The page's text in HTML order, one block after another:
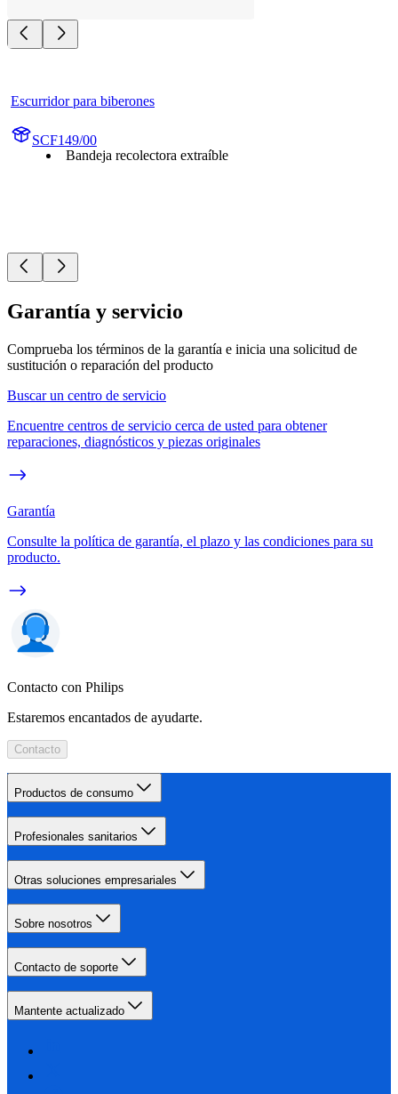
Escurridor para biberones
SCF149/00
Bandeja recolectora extraíble
Garantía y servicio
Comprueba los términos de la garantía e inicia una solicitud de
sustitución o reparación del producto
Buscar un centro de servicio
Encuentre centros de servicio cerca de usted para obtener
reparaciones, diagnósticos y piezas originales
Garantía
Consulte la política de garantía, el plazo y las condiciones para su
producto.
Contacto con Philips
Estaremos encantados de ayudarte.
Contacto
Productos de consumo
Profesionales sanitarios
Otras soluciones empresariales
Sobre nosotros
Contacto de soporte
Mantente actualizado